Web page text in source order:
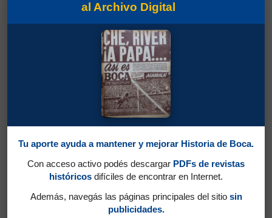
Partidos jugados por Roberto Eugenio Cherro
en Campeonato 1933
Sánchez, Luis Antonio
al Archivo Digital
Tu aporte ayuda a mantener y mejorar Historia de Boca.
Con acceso activo podés descargar PDFs de revistas
históricos difíciles de encontrar en Internet.
Además, navegás las páginas principales del sitio sin
publicidades.